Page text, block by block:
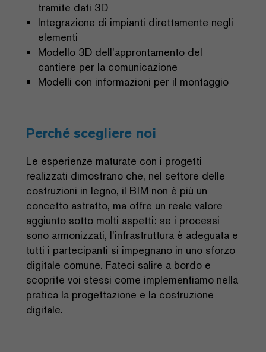
tramite dati 3D
Integrazione di impianti direttamente negli
elementi
Modello 3D dell’approntamento del
cantiere per la comunicazione
Modelli con informazioni per il montaggio
Perché scegliere noi
Le esperienze maturate con i progetti
realizzati dimostrano che, nel settore delle
costruzioni in legno, il BIM non è più un
concetto astratto, ma offre un reale valore
aggiunto sotto molti aspetti: se i processi
sono armonizzati, l’infrastruttura è adeguata e
tutti i partecipanti si impegnano in uno sforzo
digitale comune. Fateci salire a bordo e
scoprite voi stessi come implementiamo nella
pratica la progettazione e la costruzione
digitale.